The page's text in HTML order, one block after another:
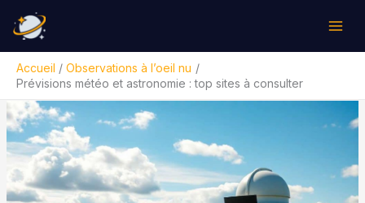
contenu
Accueil
Observations à l’oeil nu
Prévisions météo et astronomie : top sites à consulter
Rechercher